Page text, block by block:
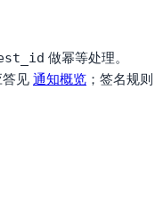
做幂等处理。
见 通知概览 ；签名规则